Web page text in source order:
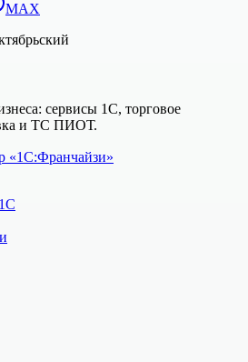
MAX
сервисы 1С, торговое
и ТС ПИОТ.
«1С:Франчайзи»